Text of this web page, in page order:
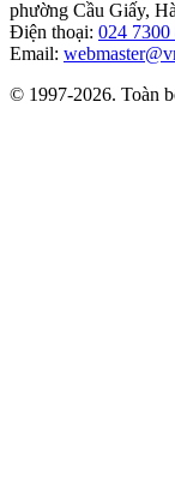
phường Cầu Giấy,
Điện thoại: 024 7300
Email:
© 1997-2026. Toàn